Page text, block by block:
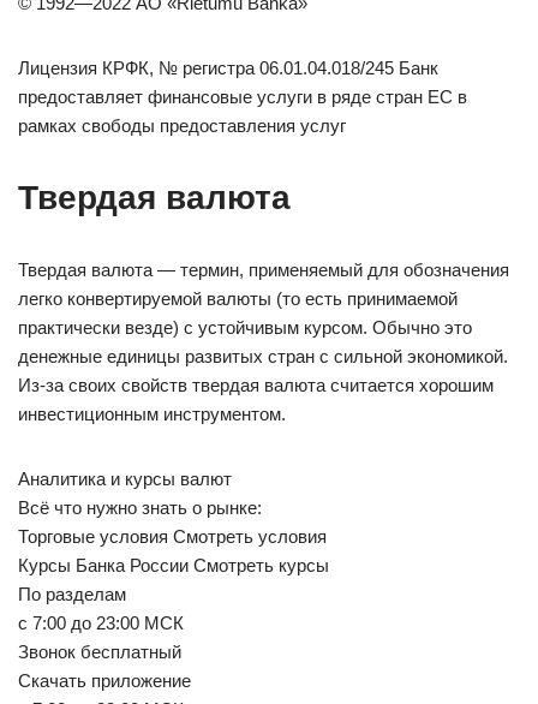
Лицензия КРФК, № регистра 06.01.04.018/245 Банк
предоставляет финансовые услуги в ряде стран ЕС в
рамках свободы предоставления услуг
Твердая валюта
Твердая валюта — термин, применяемый для обозначения
легко конвертируемой валюты (то есть принимаемой
практически везде) с устойчивым курсом. Обычно это
денежные единицы развитых стран с сильной экономикой.
Из-за своих свойств твердая валюта считается хорошим
инвестиционным инструментом.
Аналитика и курсы валют
Всё что нужно знать о рынке:
Торговые условия Смотреть условия
Курсы Банка России Смотреть курсы
По разделам
с 7:00 до 23:00 МСК
Звонок бесплатный
Скачать приложение